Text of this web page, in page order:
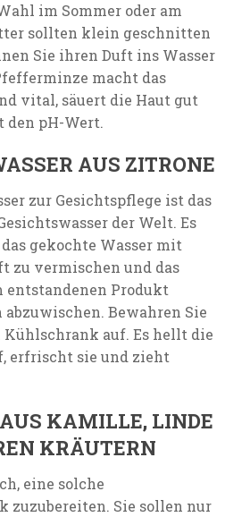
im Sommer oder am
sollten klein geschnitten
Sie ihren Duft ins Wasser
macht das
vital, säuert die Haut gut
den pH-Wert.
AUS ZITRONE
zur Gesichtspflege ist das
der Welt. Es
gekochte Wasser mit
zu vermischen und das
entstandenen Produkt
Bewahren Sie
auf. Es hellt die
erfrischt sie und zieht
KAMILLE, LINDE
KRÄUTERN
eine solche
zuzubereiten. Sie sollen nur